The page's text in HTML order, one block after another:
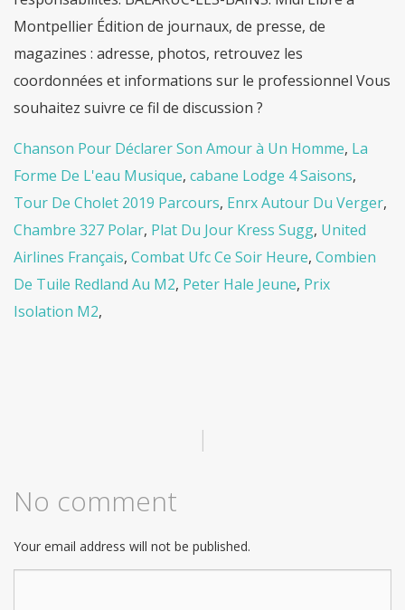
Chanson Pour Déclarer Son Amour à Un Homme, La
Forme De L'eau Musique, cabane Lodge 4 Saisons,
Tour De Cholet 2019 Parcours, Enrx Autour Du Verger,
Chambre 327 Polar, Plat Du Jour Kress Sugg, United
Airlines Français, Combat Ufc Ce Soir Heure, Combien
De Tuile Redland Au M2, Peter Hale Jeune, Prix
Isolation M2,
|
No comment
Your email address will not be published.